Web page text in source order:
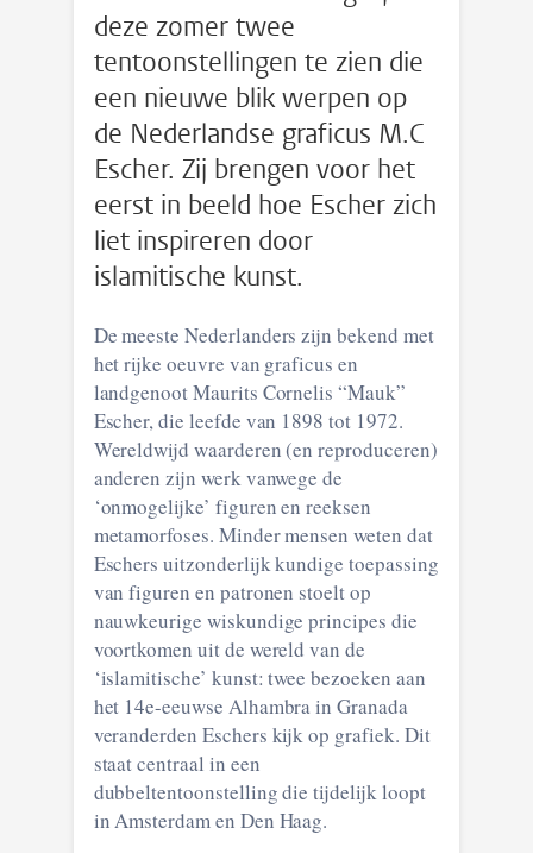
deze zomer twee
tentoonstellingen te zien die
een nieuwe blik werpen op
de Nederlandse graficus M.C
Escher. Zij brengen voor het
eerst in beeld hoe Escher zich
liet inspireren door
islamitische kunst.
De meeste Nederlanders zijn bekend met
het rijke oeuvre van graficus en
landgenoot Maurits Cornelis “Mauk”
Escher, die leefde van 1898 tot 1972.
Wereldwijd waarderen (en reproduceren)
anderen zijn werk vanwege de
‘onmogelijke’ figuren en reeksen
metamorfoses. Minder mensen weten dat
Eschers uitzonderlijk kundige toepassing
van figuren en patronen stoelt op
nauwkeurige wiskundige principes die
voortkomen uit de wereld van de
‘islamitische’ kunst: twee bezoeken aan
het 14e-eeuwse Alhambra in Granada
veranderden Eschers kijk op grafiek. Dit
staat centraal in een
dubbeltentoonstelling die tijdelijk loopt
in Amsterdam en Den Haag.